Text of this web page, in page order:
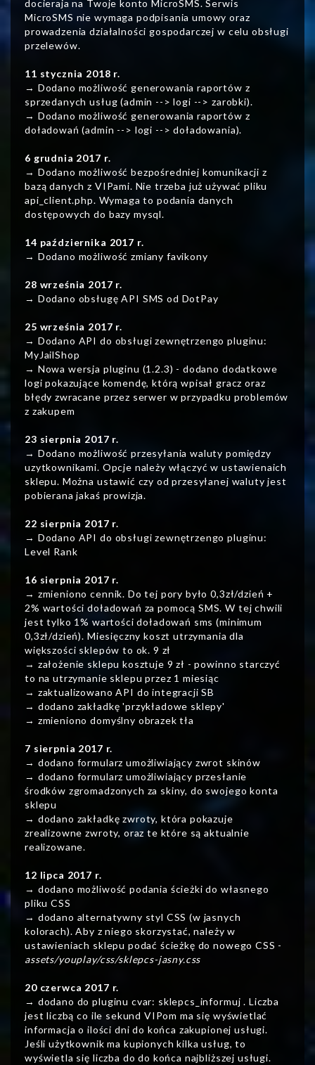
docieraja na Twoje konto MicroSMS. Serwis
MicroSMS nie wymaga podpisania umowy oraz
prowadzenia działalności gospodarczej w celu obsługi
przelewów.
11 stycznia 2018 r.
→ Dodano możliwość generowania raportów z
sprzedanych usług (admin --> logi --> zarobki).
→ Dodano możliwość generowania raportów z
doładowań (admin --> logi --> doładowania).
6 grudnia 2017 r.
→ Dodano możliwość bezpośredniej komunikacji z
bazą danych z VIPami. Nie trzeba już używać pliku
api_client.php. Wymaga to podania danych
dostępowych do bazy mysql.
14 października 2017 r.
→ Dodano możliwość zmiany favikony
28 września 2017 r.
→ Dodano obsługę API SMS od DotPay
25 września 2017 r.
→ Dodano API do obsługi zewnętrzengo pluginu:
MyJailShop
→ Nowa wersja pluginu (1.2.3) - dodano dodatkowe
logi pokazujące komendę, którą wpisał gracz oraz
błędy zwracane przez serwer w przypadku problemów
z zakupem
23 sierpnia 2017 r.
→ Dodano możliwość przesyłania waluty pomiędzy
uzytkownikami. Opcje należy włączyć w ustawienaich
sklepu. Można ustawić czy od przesyłanej waluty jest
pobierana jakaś prowizja.
22 sierpnia 2017 r.
→ Dodano API do obsługi zewnętrzengo pluginu:
Level Rank
16 sierpnia 2017 r.
→ zmieniono cennik. Do tej pory było 0,3zł/dzień +
2% wartości doładowań za pomocą SMS. W tej chwili
jest tylko 1% wartości doładowań sms (minimum
0,3zł/dzień). Miesięczny koszt utrzymania dla
większości sklepów to ok. 9 zł
→ założenie sklepu kosztuje 9 zł - powinno starczyć
to na utrzymanie sklepu przez 1 miesiąc
→ zaktualizowano API do integracji SB
→ dodano zakładkę 'przykładowe sklepy'
→ zmieniono domyślny obrazek tła
7 sierpnia 2017 r.
→ dodano formularz umożliwiający zwrot skinów
→ dodano formularz umożliwiający przesłanie
środków zgromadzonych za skiny, do swojego konta
sklepu
→ dodano zakładkę zwroty, która pokazuje
zrealizowne zwroty, oraz te które są aktualnie
realizowane.
12 lipca 2017 r.
→ dodano możliwość podania ścieżki do własnego
pliku CSS
→ dodano alternatywny styl CSS (w jasnych
kolorach). Aby z niego skorzystać, należy w
ustawieniach sklepu podać ścieżkę do nowego CSS -
assets/youplay/css/sklepcs-jasny.css
20 czerwca 2017 r.
→ dodano do pluginu cvar: sklepcs_informuj. Liczba
jest liczbą co ile sekund VIPom ma się wyświetlać
informacja o ilości dni do końca zakupionej usługi.
Jeśli użytkownik ma kupionych kilka usług, to
wyświetla się liczba do do końca najbliższej usługi.